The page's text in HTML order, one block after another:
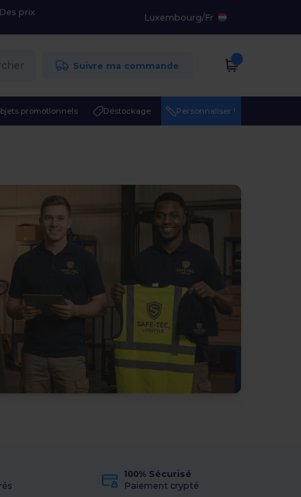
prix
Luxembourg/Fr
Suivre ma commande
promotionnels Déstockage Personnaliser !
100% Sécurisé
Paiement crypté